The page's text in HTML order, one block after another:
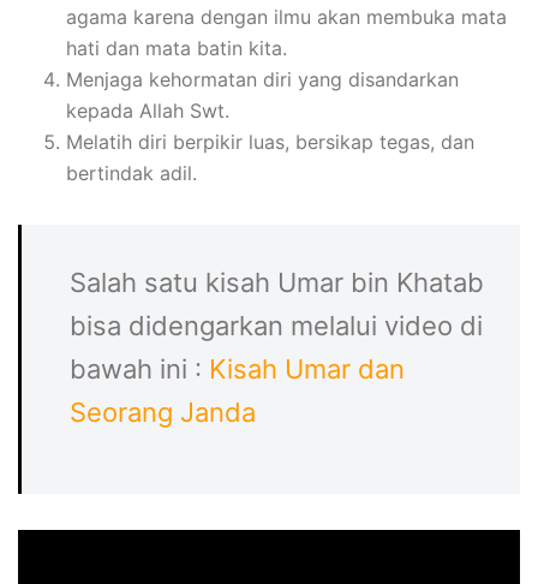
agama karena dengan ilmu akan membuka mata
hati dan mata batin kita.
Menjaga kehormatan diri yang disandarkan
kepada Allah Swt.
Melatih diri berpikir luas, bersikap tegas, dan
bertindak adil.
Salah satu kisah Umar bin Khatab
bisa didengarkan melalui video di
bawah ini : Kisah Umar dan
Seorang Janda